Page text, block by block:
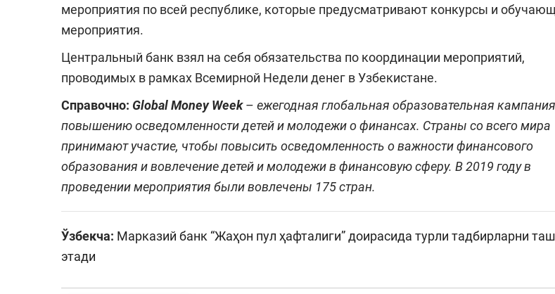
мероприятия по всей республике, которые предусматривают конкурсы и
мероприятия.
Центральный банк взял на себя обязательства по координации мероприятий,
проводимых в рамках Всемирной Недели денег в Узбекистане.
Справочно: Global Money Week – ежегодная глобальная образовательная
повышению осведомленности детей и молодежи о финансах. Страны со всего мира
принимают участие, чтобы повысить осведомленность о важности финансового
образования и вовлечение детей и молодежи в финансовую сферу. В 2019 году в
проведении мероприятия были вовлечены 175 стран.
Ўзбекча: Марказий банк “Жаҳон пул ҳафталиги” доирасида турли тадбирларни
этади